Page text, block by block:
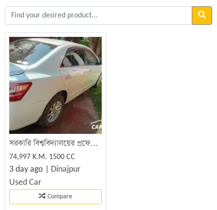
সরকারি বিশ্ববিদ্যালয়ের প্রফেসরের নিজস্ব চালিত টয়োটা প্রিমিও কারটি ফ্রেশ অবস্থায় বিক্রি হবে
74,997 K.M. 1500 CC
3 day ago | Dinajpur
Used Car
Compare